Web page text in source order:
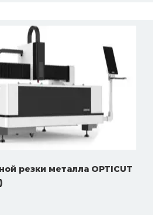
резки металла OPTICUT